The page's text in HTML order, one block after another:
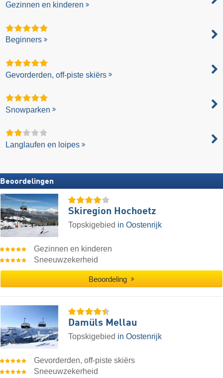
Gezinnen en kinderen
Beginners
Gevorderden, off-piste skiërs
Snowparken
Langlaufen en loipes
Beoordelingen
Skiregion Hochoetz
Topskigebied in Oostenrijk
Gezinnen en kinderen
Sneeuwzekerheid
Beoordeling
Damüls Mellau
Topskigebied in Oostenrijk
Gevorderden, off-piste skiërs
Sneeuwzekerheid